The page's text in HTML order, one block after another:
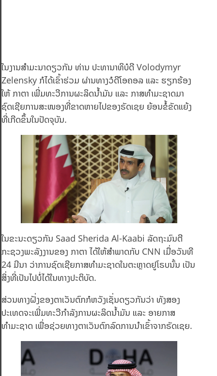
ໃນງານສຳມະນາດຽວກັນ ທ່ານ ປະທານາທິບໍດີ Volodymyr
Zelensky ກໍໄດ້ເຂົ້າຮ່ວມ ຜ່ານທາງວໍດີໂອຄອລ ແລະ ຮຽກຮ້ອງ
ໃຫ້ ກາຕາ ເພີ່ມທະວີ​ການ​ຜະ​ລິດນໍ້າມັນ ແລະ ​ກາສ​ທໍາ​ມະ​ຊາດ​ມາ
ຊົດເຊີຍການສະໜອງທີ່ຂາດຫາຍໄປຂອງຣັດເຊຍ ຍ້ອນ​ຂໍ້ຂັດແຍ້ງ
ທີ່ເກີດຂຶ້ນໃນປັດຈຸບັນ.
ໃນຂະນະດຽວກັນ Saad Sherida Al-Kaabi ລັດຖະມົນຕີ
ກະຊວງພະລັງງານຂອງ ກາຕາ ໄດ້ໃຫ້ສຳພາດກັບ CNN ເມື່ອວັນທີ
24 ມີນາ ວ່າການຊົດເຊີຍກາສທຳມະຊາດໃນຕະຫຼາດຢູໂຣບນັ້ນ ເປັນ
ສິ່ງທີ່ເປັນໄປບໍ່ໄດ້ໃນທາງປະຕິບັດ.
ສ່ວນທາງຝັ່ງຂອງຕາເວັນຕົກກໍຫວັງເຊັ່ນດຽວກັນວ່າ ທັງສອງ
ປະເທດຈະເພີ່ມທະວີກຳລັງການຜະລິດນໍ້າມັນ ແລະ ອາຍກາສ
ທຳມະຊາດ ເພື່ອຊ່ວຍທາງຕາເວັນຕົກລົດການນຳເຂົ້າຈາກຣັດເຊຍ.